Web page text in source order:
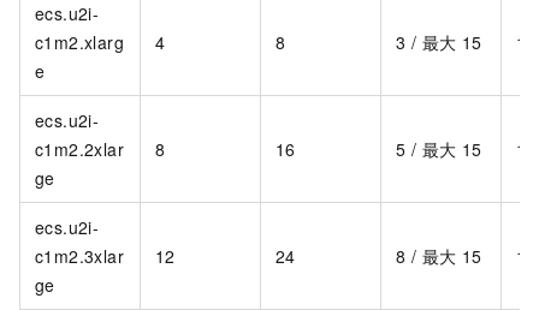
ecs.u2i-
c1m2.xlarg
e
4 8 3 / 最大 15
ecs.u2i-
c1m2.2xlar
ge
8 16 5 / 最大 15
ecs.u2i-
c1m2.3xlar
ge
12 24 8 / 最大 15